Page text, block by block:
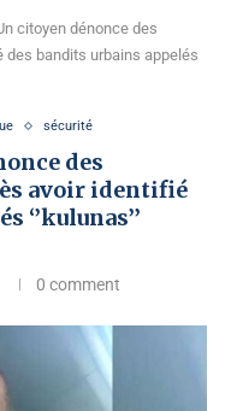
citoyen dénonce des
bandits urbains appelés
sécurité
des
avoir identifié
‘’kulunas’’
0 comment